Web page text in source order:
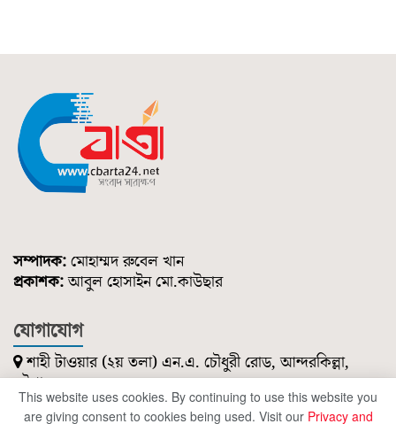
সম্পাদক: মোহাম্মদ রুবেল খান
প্রকাশক:আবুল হোসাইন মো.কাউছার
যোগাযোগ
শাহী টাওয়ার (২য় তলা) এন.এ. চৌধুরী রোড, আন্দরকিল্লা,
চট্টগ্রাম।
০১৮৫১ ২১৪ ৭৪৭
This website uses cookies. By continuing to use this website you
are giving consent to cookies being used. Visit our Privacy and